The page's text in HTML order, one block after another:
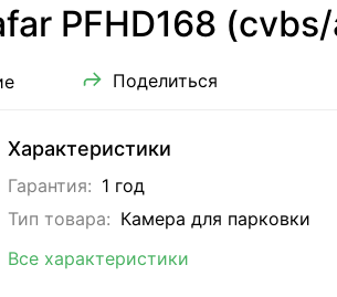
PFHD168
Поделиться
Характеристики
Гарантия: 1 год
Тип товара: Камера для парковки
Все характеристики